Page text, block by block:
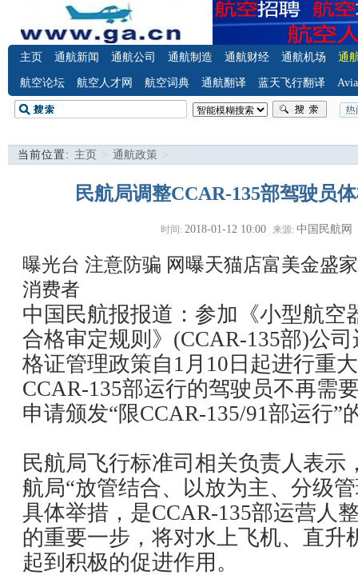
主页 通航新闻 通航公司 通航制造 通航财经 通航机场 通
航空论坛 航空人才网 航空词典 通航翻译 蓝天飞行翻译
当前位置: 主页 > 通航政策 >
民航局调整CCAR-135部驾驶员
时间: 2018-01-12 10:00 来源: 中国民航网
曝光台 注意防骗 网曝天猫店富美金盛
消费者
中国民航报报道：参加《小型航空
合格审定规则》(CCAR-135部)公
格证管理政策自1月10日起进行重
CCAR-135部运行的驾驶员不再需
申请颁发“限CCAR-135/91部运行”
民航局飞行标准司相关负责人表示
航局“放管结合、以放为主、分级
具体举措，是CCAR-135部运营人
的重要一步，将对水上飞机、直升
起到积极的促进作用。